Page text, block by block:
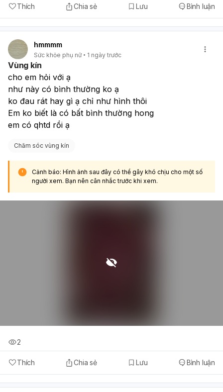
Thích Chia sẻ Lưu Bình luận
hmmmm
Sức khỏe phụ nữ 1 ngày trước
Vùng kín
cho em hỏi với ạ
như này có bình thường ko ạ
ko đau rát hay gì ạ chỉ như hình thôi
Em ko biết là có bất bình thường hong
em có qhtd rồi ạ
Chăm sóc vùng kín
Cảnh báo: Hình ảnh sau đây có thể gây khó chịu cho một số
người xem. Bạn nên cân nhắc trước khi xem.
Thích Chia sẻ Lưu Bình luận
2